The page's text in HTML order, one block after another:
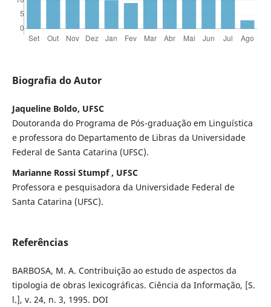
Biografia do Autor
Jaqueline Boldo, UFSC
Doutoranda do Programa de Pós-graduação em Linguística
e professora do Departamento de Libras da Universidade
Federal de Santa Catarina (UFSC).
Marianne Rossi Stumpf , UFSC
Professora e pesquisadora da Universidade Federal de
Santa Catarina (UFSC).
Referências
BARBOSA, M. A. Contribuição ao estudo de aspectos da
tipologia de obras lexicográficas. Ciência da Informação, [S.
l.], v. 24, n. 3, 1995. DOI